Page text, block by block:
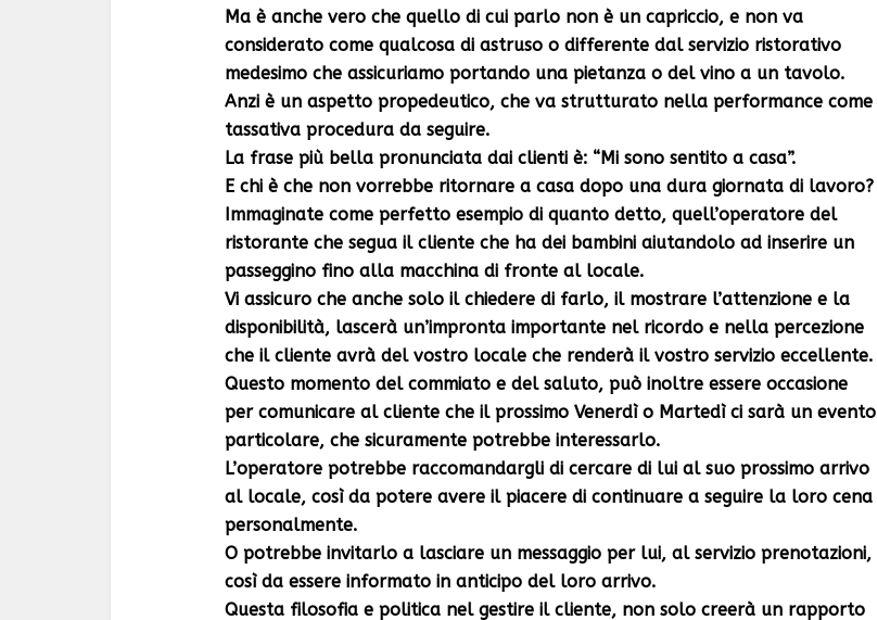
Ma è anche vero che quello di cui parlo non è un capriccio, e non va
considerato come qualcosa di astruso o differente dal servizio ristorativo
medesimo che assicuriamo portando una pietanza o del vino a un tavolo.
Anzi è un aspetto propedeutico, che va strutturato nella performance come
tassativa procedura da seguire.
La frase più bella pronunciata dai clienti è: “Mi sono sentito a casa”.
E chi è che non vorrebbe ritornare a casa dopo una dura giornata di lavoro?
Immaginate come perfetto esempio di quanto detto, quell’operatore del
ristorante che segua il cliente che ha dei bambini aiutandolo ad inserire un
passeggino fino alla macchina di fronte al locale.
Vi assicuro che anche solo il chiedere di farlo, il mostrare l’attenzione e la
disponibilità, lascerà un’impronta importante nel ricordo e nella percezione
che il cliente avrà del vostro locale che renderà il vostro servizio eccellente.
Questo momento del commiato e del saluto, può inoltre essere occasione
per comunicare al cliente che il prossimo Venerdì o Martedì ci sarà un evento
particolare, che sicuramente potrebbe interessarlo.
L’operatore potrebbe raccomandargli di cercare di lui al suo prossimo arrivo
al locale, così da potere avere il piacere di continuare a seguire la loro cena
personalmente.
O potrebbe invitarlo a lasciare un messaggio per lui, al servizio prenotazioni,
così da essere informato in anticipo del loro arrivo.
Questa filosofia e politica nel gestire il cliente, non solo creerà un rapporto